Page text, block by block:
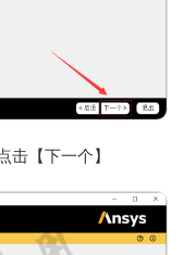
【下一个】